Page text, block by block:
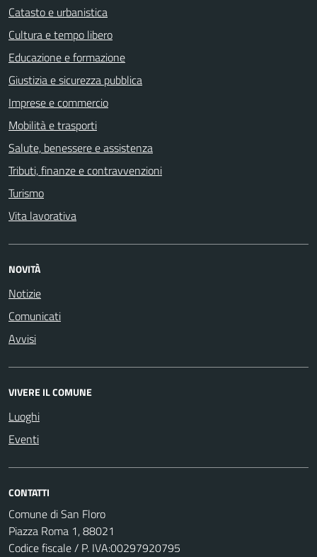
Catasto e urbanistica
Cultura e tempo libero
Educazione e formazione
Giustizia e sicurezza pubblica
Imprese e commercio
Mobilità e trasporti
Salute, benessere e assistenza
Tributi, finanze e contravvenzioni
Turismo
Vita lavorativa
NOVITÀ
Notizie
Comunicati
Avvisi
VIVERE IL COMUNE
Luoghi
Eventi
CONTATTI
Comune di San Floro
Piazza Roma 1, 88021
Codice fiscale / P. IVA:00297920795